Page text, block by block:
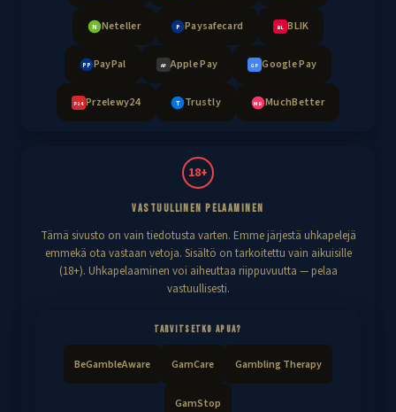
N Neteller P Paysafecard BL BLIK
PP PayPal AP Apple Pay GP Google Pay
P24 Przelewy24 T Trustly MB MuchBetter
18+
VASTUULLINEN PELAAMINEN
Tämä sivusto on vain tiedotusta varten. Emme järjestä uhkapelejä
emmekä ota vastaan vetoja. Sisältö on tarkoitettu vain aikuisille
(18+). Uhkapelaaminen voi aiheuttaa riippuvuutta — pelaa
vastuullisesti.
TARVITSETKO APUA?
BeGambleAware GamCare Gambling Therapy
GamStop